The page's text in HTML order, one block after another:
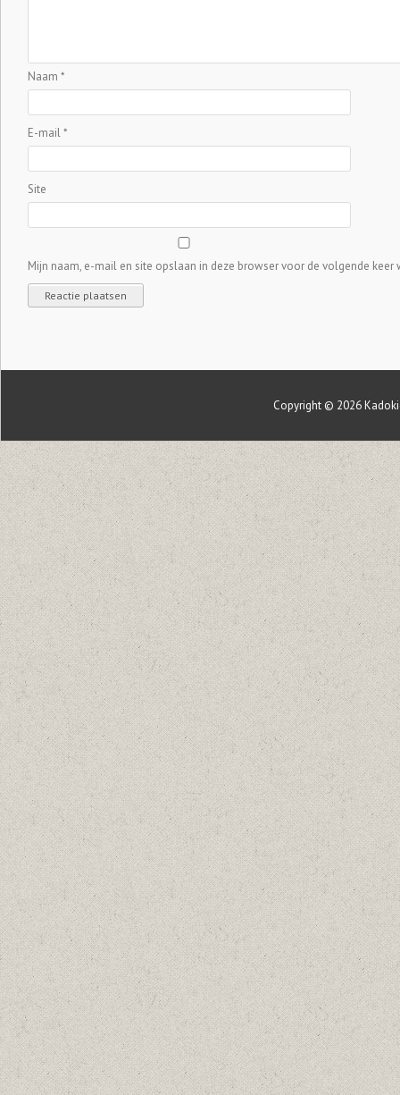
Naam *
E-mail*
Site
Mijn naam, e-mail en site opslaan in deze browser voor de volgende keer
Copyright © 2026